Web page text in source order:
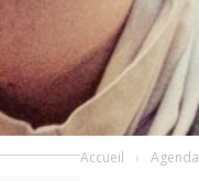
Accueil Agenda